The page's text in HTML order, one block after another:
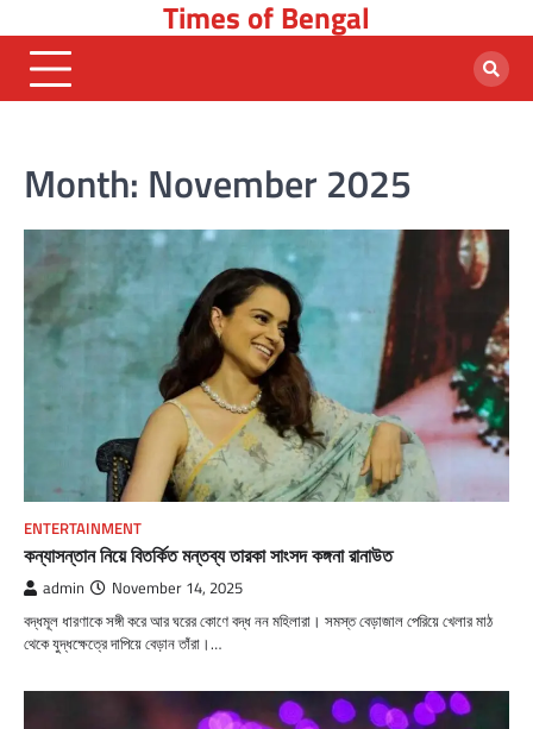
to
content
Times of Bengal
Month: November 2025
ENTERTAINMENT
কন্যাসন্তান নিয়ে বিতর্কিত মন্তব্য তারকা সাংসদ কঙ্গনা রানাউত
admin November 14, 2025
বদ্ধমূল ধারণাকে সঙ্গী করে আর ঘরের কোণে বদ্ধ নন মহিলারা। সমস্ত বেড়াজাল পেরিয়ে খেলার মাঠ
থেকে যুদ্ধক্ষেত্রে দাপিয়ে বেড়ান তাঁরা।…